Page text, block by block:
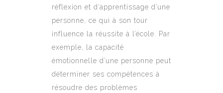
réflexion et d’apprentissage d’une
personne, ce qui à son tour
influence la réussite à l’école. Par
exemple, la capacité
émotionnelle d’une personne peut
déterminer ses compétences à
résoudre des problèmes